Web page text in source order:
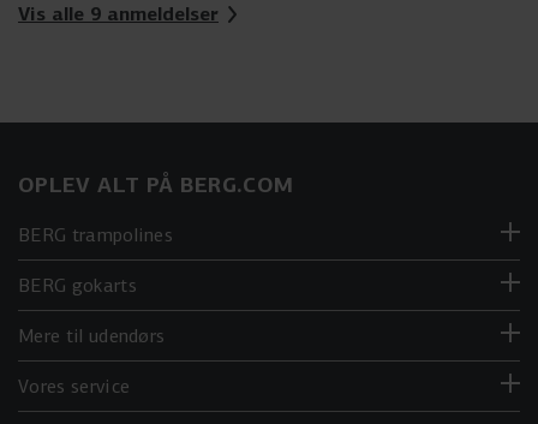
Vis alle 9 anmeldelser
OPLEV ALT PÅ BERG.COM
BERG trampolines
BERG gokarts
Mere til udendørs
Vores service